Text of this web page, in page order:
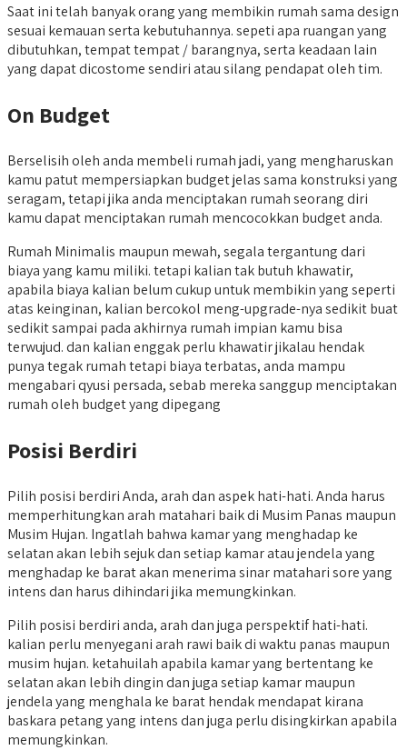
Saat ini telah banyak orang yang membikin rumah sama design
sesuai kemauan serta kebutuhannya. sepeti apa ruangan yang
dibutuhkan, tempat tempat / barangnya, serta keadaan lain
yang dapat dicostome sendiri atau silang pendapat oleh tim.
On Budget
Berselisih oleh anda membeli rumah jadi, yang mengharuskan
kamu patut mempersiapkan budget jelas sama konstruksi yang
seragam, tetapi jika anda menciptakan rumah seorang diri
kamu dapat menciptakan rumah mencocokkan budget anda.
Rumah Minimalis maupun mewah, segala tergantung dari
biaya yang kamu miliki. tetapi kalian tak butuh khawatir,
apabila biaya kalian belum cukup untuk membikin yang seperti
atas keinginan, kalian bercokol meng-upgrade-nya sedikit buat
sedikit sampai pada akhirnya rumah impian kamu bisa
terwujud. dan kalian enggak perlu khawatir jikalau hendak
punya tegak rumah tetapi biaya terbatas, anda mampu
mengabari qyusi persada, sebab mereka sanggup menciptakan
rumah oleh budget yang dipegang
Posisi Berdiri
Pilih posisi berdiri Anda, arah dan aspek hati-hati. Anda harus
memperhitungkan arah matahari baik di Musim Panas maupun
Musim Hujan. Ingatlah bahwa kamar yang menghadap ke
selatan akan lebih sejuk dan setiap kamar atau jendela yang
menghadap ke barat akan menerima sinar matahari sore yang
intens dan harus dihindari jika memungkinkan.
Pilih posisi berdiri anda, arah dan juga perspektif hati-hati.
kalian perlu menyegani arah rawi baik di waktu panas maupun
musim hujan. ketahuilah apabila kamar yang bertentang ke
selatan akan lebih dingin dan juga setiap kamar maupun
jendela yang menghala ke barat hendak mendapat kirana
baskara petang yang intens dan juga perlu disingkirkan apabila
memungkinkan.